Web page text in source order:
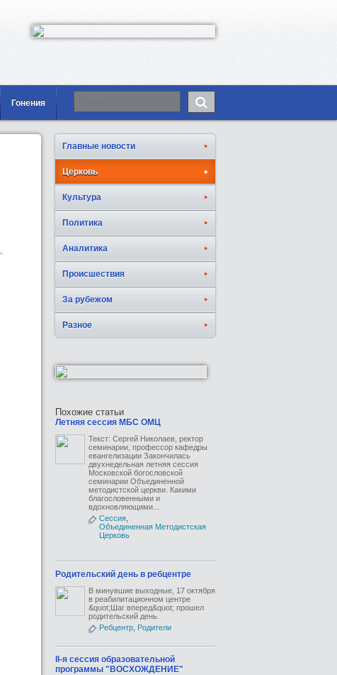
Гонения
Главные новости
Церковь
Культура
Политика
Аналитика
Происшествия
За рубежом
Разное
Похожие статьи
Летняя сессия МБС ОМЦ
Текст: Сергей Николаев, ректор
семинарии, профессор кафедры
евангелизации Закончилась
двухнедельная летняя сессия
Московской богословской
семинарии Объединенной
методистской церкви. Какими
благословенными и
вдохновляющими...
Сессия
Объединенная Методистская
Церковь
Родительский день в ребцентре
В минувшие выходные, 17 октября
в реабилитационном центре
&quot;Шаг вперед&quot; прошел
родительский день.
Ребцентр Родители
II-я сессия образовательной
программы "ВОСХОЖДЕНИЕ"